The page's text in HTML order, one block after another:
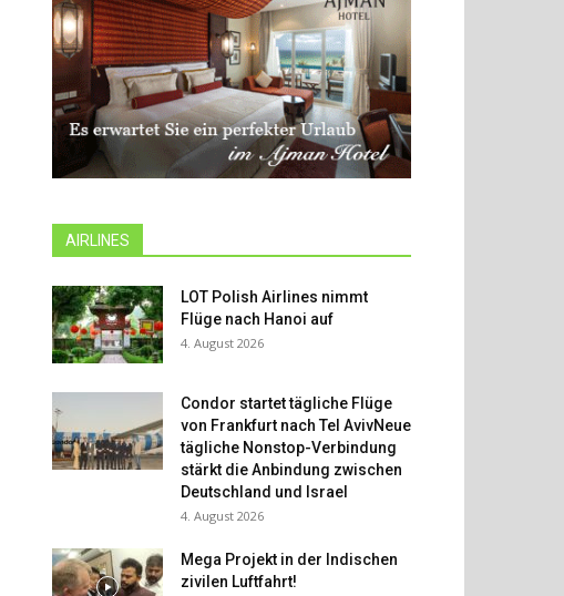
AIRLINES
LOT Polish Airlines nimmt
Flüge nach Hanoi auf
4. August 2026
Condor startet tägliche Flüge
von Frankfurt nach Tel AvivNeue
tägliche Nonstop-Verbindung
stärkt die Anbindung zwischen
Deutschland und Israel
4. August 2026
Mega Projekt in der Indischen
zivilen Luftfahrt!